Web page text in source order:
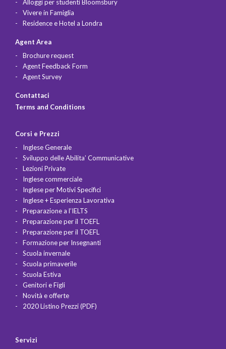
Alloggi per studenti Bloomsbury
Vivere in Famiglia
Residence e Hotel a Londra
Agent Area
Brochure request
Agent Feedback Form
Agent Survey
Contattaci
Terms and Conditions
Corsi e Prezzi
Inglese Generale
Sviluppo delle Abilita’ Communicative
Lezioni Private
Inglese commerciale
Inglese per Motivi Specifici
Inglese + Esperienza Lavorativa
Preparazione a l’IELTS
Preparazione per il TOEFL
Preparazione per il TOEFL
Formazione per Insegnanti
Scuola invernale
Scuola primaverile
Scuola Estiva
Genitori e Figli
Novità e offerte
2020 Listino Prezzi (PDF)
Servizi